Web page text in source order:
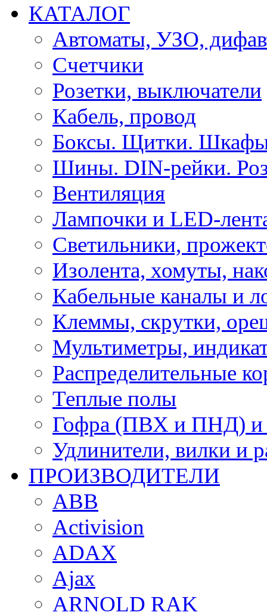
КАТАЛОГ
Автоматы, УЗО,
Счетчики
Розетки, выключатели
Кабель, провод
Боксы. Щитки.
Шины. DIN-рейки.
Вентиляция
Лампочки и LED-
Светильники,
Изолента, хомуты,
Кабельные каналы и
Клеммы, скрутки,
Мультиметры,
Распределительные
Теплые полы
Гофра (ПВХ и ПНД) и
Удлинители, вилки и
ПРОИЗВОДИТЕЛИ
ABB
Activision
ADAX
Ajax
ARNOLD RAK